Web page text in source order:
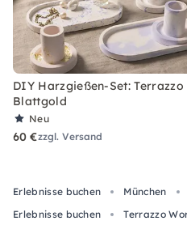
DIY Harzgießen-Set: Terrazzo
Blattgold
Neu
60 €zzgl. Versand
Erlebnisse buchen München
Erlebnisse buchen
Terrazzo